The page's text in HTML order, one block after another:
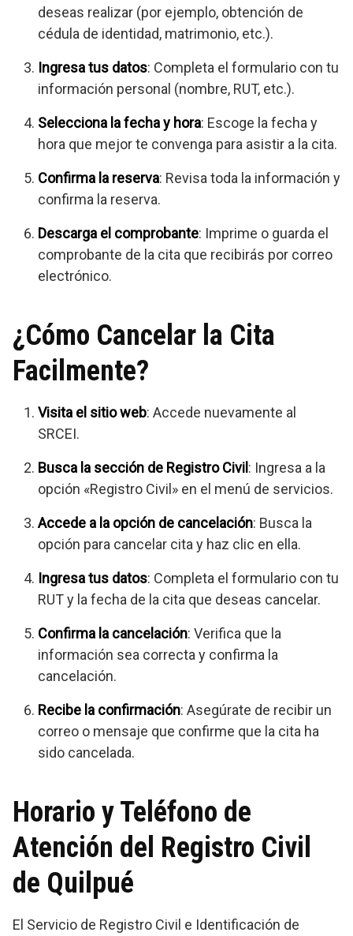
deseas realizar (por ejemplo, obtención de
cédula de identidad, matrimonio, etc.).
Ingresa tus datos: Completa el formulario con tu
información personal (nombre, RUT, etc.).
Selecciona la fecha y hora: Escoge la fecha y
hora que mejor te convenga para asistir a la cita.
Confirma la reserva: Revisa toda la información y
confirma la reserva.
Descarga el comprobante: Imprime o guarda el
comprobante de la cita que recibirás por correo
electrónico.
¿Cómo Cancelar la Cita
Facilmente?
Visita el sitio web: Accede nuevamente al
SRCEI.
Busca la sección de Registro Civil: Ingresa a la
opción «Registro Civil» en el menú de servicios.
Accede a la opción de cancelación: Busca la
opción para cancelar cita y haz clic en ella.
Ingresa tus datos: Completa el formulario con tu
RUT y la fecha de la cita que deseas cancelar.
Confirma la cancelación: Verifica que la
información sea correcta y confirma la
cancelación.
Recibe la confirmación: Asegúrate de recibir un
correo o mensaje que confirme que la cita ha
sido cancelada.
Horario y Teléfono de
Atención del Registro Civil
de Quilpué
El Servicio de Registro Civil e Identificación de